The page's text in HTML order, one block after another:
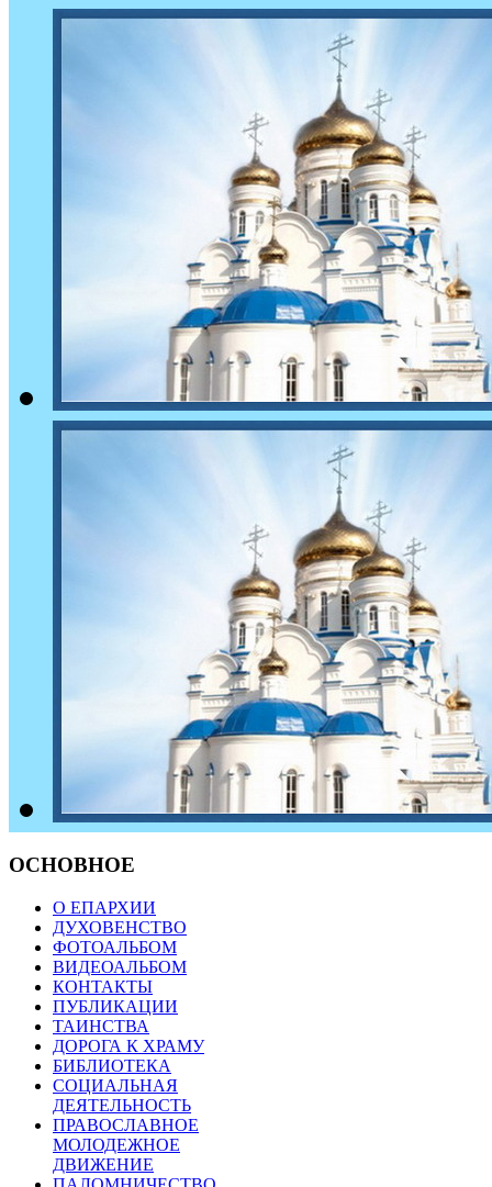
ОСНОВНОЕ
О ЕПАРХИИ
ДУХОВЕНСТВО
ФОТОАЛЬБОМ
ВИДЕОАЛЬБОМ
КОНТАКТЫ
ПУБЛИКАЦИИ
ТАИНСТВА
ДОРОГА К ХРАМУ
БИБЛИОТЕКА
СОЦИАЛЬНАЯ
ДЕЯТЕЛЬНОСТЬ
ПРАВОСЛАВНОЕ
МОЛОДЕЖНОЕ
ДВИЖЕНИЕ